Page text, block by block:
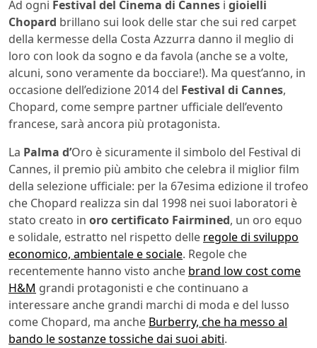
Ad ogni Festival del Cinema di Cannes i gioielli
Chopard brillano sui look delle star che sui red carpet
della kermesse della Costa Azzurra danno il meglio di
loro con look da sogno e da favola (anche se a volte,
alcuni, sono veramente da bocciare!). Ma quest’anno, in
occasione dell’edizione 2014 del Festival di Cannes,
Chopard, come sempre partner ufficiale dell’evento
francese, sarà ancora più protagonista.
La Palma d’Oro è sicuramente il simbolo del Festival di
Cannes, il premio più ambito che celebra il miglior film
della selezione ufficiale: per la 67esima edizione il trofeo
che Chopard realizza sin dal 1998 nei suoi laboratori è
stato creato in oro certificato Fairmined, un oro equo
e solidale, estratto nel rispetto delle regole di sviluppo
economico, ambientale e sociale. Regole che
recentemente hanno visto anche brand low cost come
H&M grandi protagonisti e che continuano a
interessare anche grandi marchi di moda e del lusso
come Chopard, ma anche Burberry, che ha messo al
bando le sostanze tossiche dai suoi abiti.